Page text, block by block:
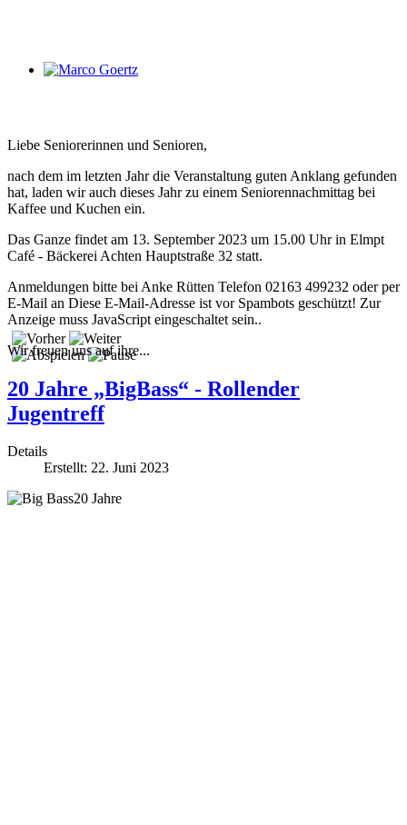
Liebe Seniorerinnen und Senioren,
nach dem im letzten Jahr die Veranstaltung guten Anklang gefunden
hat, laden wir auch dieses Jahr zu einem Seniorennachmittag bei
Kaffee und Kuchen ein.
Das Ganze findet am 13. September 2023 um 15.00 Uhr in Elmpt
Café - Bäckerei Achten Hauptstraße 32 statt.
Anmeldungen bitte bei Anke Rütten Telefon 02163 499232 oder per
E-Mail an Diese E-Mail-Adresse ist vor Spambots geschützt! Zur
Anzeige muss JavaScript eingeschaltet sein..
Wir freuen uns auf ihre...
20 Jahre „BigBass“ - Rollender
Jugentreff
Details
Erstellt: 22. Juni 2023